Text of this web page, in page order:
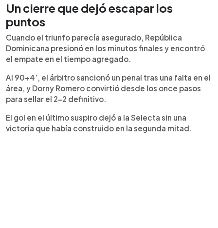
Un cierre que dejó escapar los
puntos
Cuando el triunfo parecía asegurado, República
Dominicana presionó en los minutos finales y encontró
el empate en el tiempo agregado.
Al 90+4’, el árbitro sancionó un penal tras una falta en el
área, y Dorny Romero convirtió desde los once pasos
para sellar el 2-2 definitivo.
El gol en el último suspiro dejó a la Selecta sin una
victoria que había construido en la segunda mitad.